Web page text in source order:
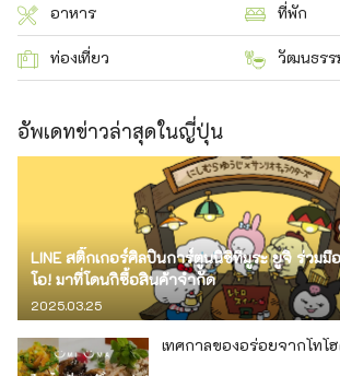
อาหาร ที่พัก
ท่องเที่ยว วัฒนธรร
อัพเดทข่าวล่าสุดในญี่ปุ่น
LINE สติ๊กเกอร์ศิลปินการ์ตูนนิชิทีมูระ ยูจิ ร่วมมื
โอ! มาที่โดนกิซื้อสินค้าจำกัด
2025.03.25
เทศกาลของอร่อยจากโทโ